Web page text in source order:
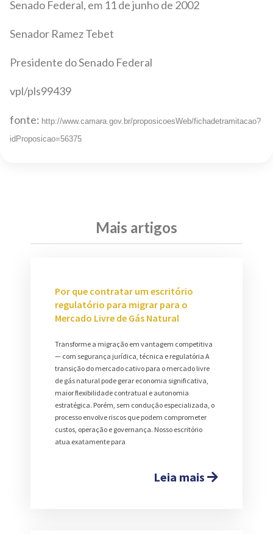
Senado Federal, em 11 de junho de 2002
Senador Ramez Tebet
Presidente do Senado Federal
vpl/pls99439
fonte: http://www.camara.gov.br/proposicoesWeb/fichadetramitacao?
idProposicao=56375
Mais artigos
Por que contratar um escritório
regulatório para migrar para o
Mercado Livre de Gás Natural
Transforme a migração em vantagem competitiva
— com segurança jurídica, técnica e regulatória A
transição do mercado cativo para o mercado livre
de gás natural pode gerar economia significativa,
maior flexibilidade contratual e autonomia
estratégica. Porém, sem condução especializada, o
processo envolve riscos que podem comprometer
custos, operação e governança. Nosso escritório
atua exatamente para
Leia mais